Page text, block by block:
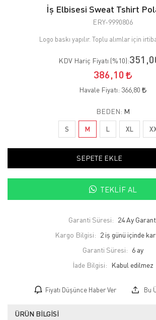
İş Elbisesi Sweat Tshirt
ERY-9990806
Logo baskı yapılır. Toplu alımlar için
KDV Hariç Fiyatı (%10):
386,10
Havale Fiyatı: 366,80
BEDEN: M
S M L XL
SEPETE EKLE
TEKLIF AL
Garanti Süresi: 24 Ay
Kargo Bilgisi: 2 iş günü içinde
Garanti Süresi: 6 ay
İade Bilgisi:
Fiyatı Düşünce Haber Ver Bu
ÜRÜN BILGISI